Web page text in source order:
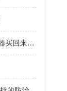
FR-F840-0.75K三菱变频器买回来第一步该做什么？开箱验收与上电检查清单